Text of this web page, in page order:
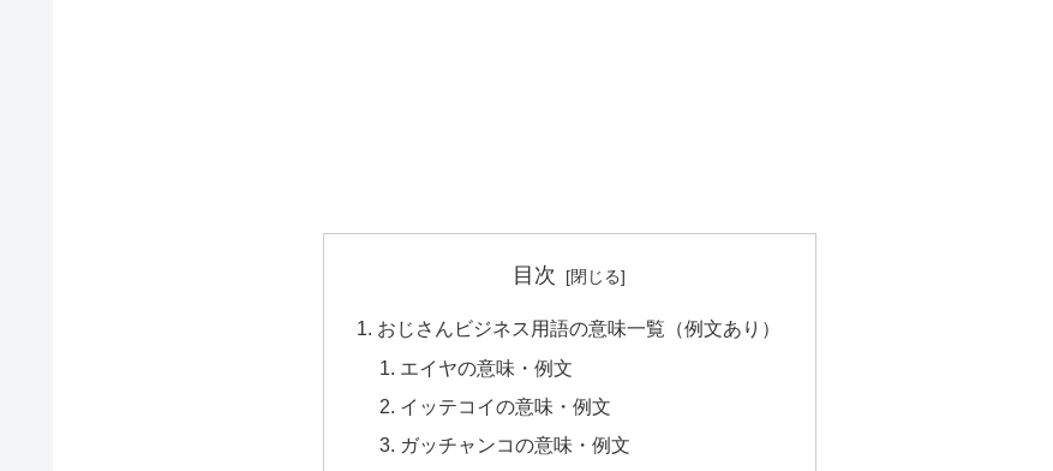
目次
おじさんビジネス用語の意味一覧（例文あり）
エイヤの意味・例文
イッテコイの意味・例文
ガッチャンコの意味・例文